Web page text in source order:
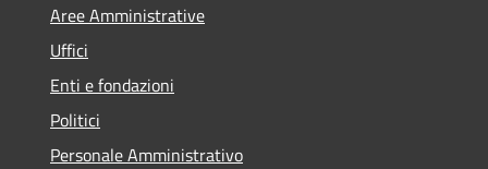
Aree Amministrative
Uffici
Enti e fondazioni
Politici
Personale Amministrativo